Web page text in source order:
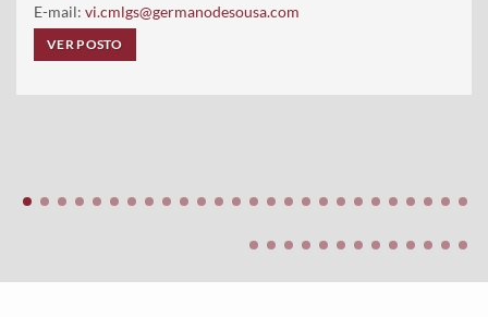
E-mail: vi.cmlgs@germanodesousa.com
VER POSTO